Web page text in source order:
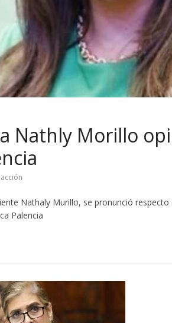
Nathly Morillo
Nathaly Murillo, se pronunció
Palencia